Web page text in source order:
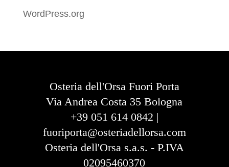
WordPress.org
Osteria dell'Orsa Fuori Porta
Via Andrea Costa 35 Bologna
+39 051 614 0842 |
fuoriporta@osteriadellorsa.com
Osteria dell'Orsa s.a.s. - P.IVA
02095460370